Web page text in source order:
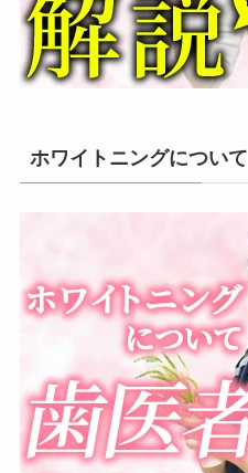
ホワイトニングについて